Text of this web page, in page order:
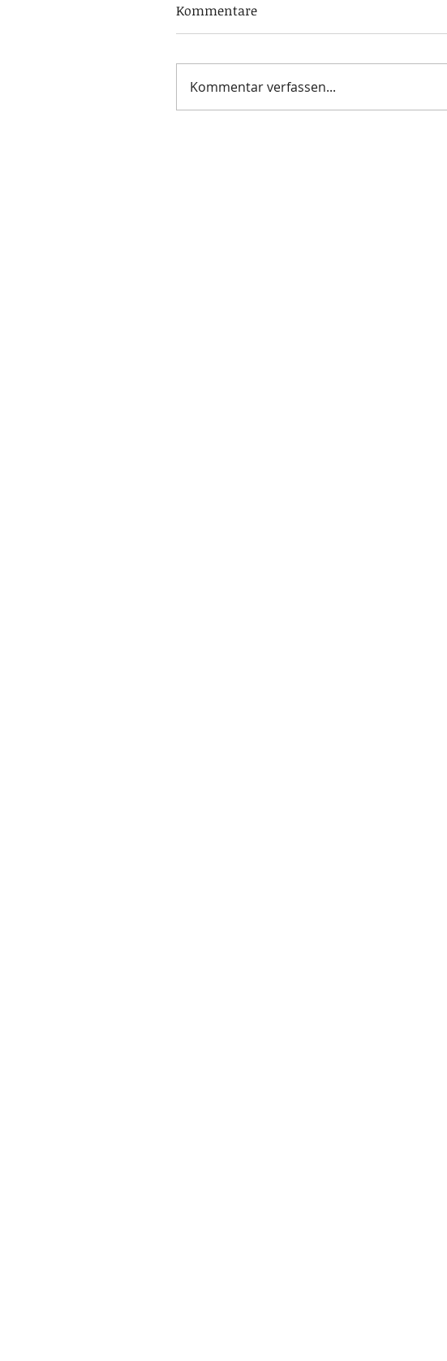
Kommentare
Kommentar verfassen...